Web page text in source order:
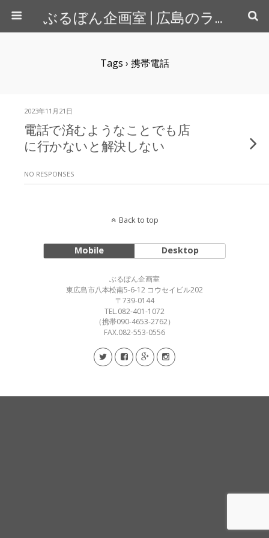
ぶるぼん企画室 | 広島のライター＆カメラマン
Tags › 携帯電話
2023年11月21日
電話で済むようなことでも店
に行かないと解決しない
NO RESPONSES
Back to top
Mobile Desktop
ぶるぼん企画室
東広島市八本松南5-6-12 コウセイビル202
〒739-0144
TEL.082-401-1072
（携帯090-4653-2762）
FAX.082-553-0556